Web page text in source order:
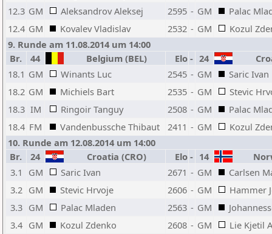
12.3 GM Aleksandrov Aleksej 2595 - GM
Palac
12.4 GM Kovalev Vladislav 2532 - GM
Kozul
9. Runde am 11.08.2014 um 14:00
Br.
44 Belgium (BEL) Elo - 24
18.1 GM Winants Luc 2545 - GM
Saric Ivan
18.2 GM Michiels Bart 2535 - GM
Stevic
18.3 IM Ringoir Tanguy 2508 - GM
Palac
18.4 FM Vandenbussche Thibaut 2411 - GM
Kozul
10. Runde am 12.08.2014 um 14:00
Br.
24 Croatia (CRO) Elo - 14
3.1
GM Saric Ivan 2671 - GM
Carlsen
3.2 GM Stevic Hrvoje 2606 - GM
Hammer
3.3 GM Palac Mladen 2563 - GM
3.4 GM Kozul Zdenko 2608 - GM
Lie Kjetil